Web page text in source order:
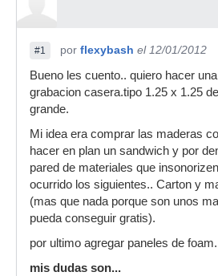
#1 por flexybash el 12/01/2012
Bueno les cuento.. quiero hacer
grabacion casera.tipo 1.25 x 1.25
grande.
Mi idea era comprar las maderas
hacer en plan un sandwich y por
pared de materiales que
ocurrido los siguientes.. Carton y
(mas que nada porque son unos
pueda conseguir gratis).
por ultimo agregar paneles de foam.
mis dudas son...